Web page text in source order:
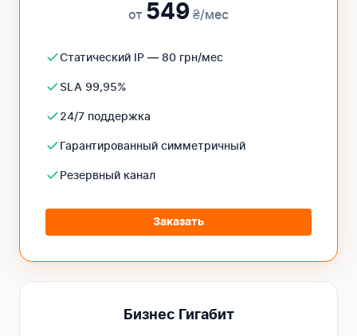
от 549 ₴/мес
Статический IP — 80 грн/мес
SLA 99,95%
24/7 поддержка
Гарантированный симметричный
Резервный канал
Заказать
Бизнес Гигабит